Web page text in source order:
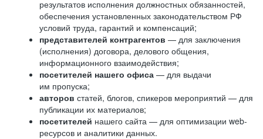
результатов исполнения должностных обязанностей,
обеспечения установленных законодательством РФ
условий труда, гарантий и компенсаций;
представителей контрагентов — для заключения
(исполнения) договора, делового общения,
информационного взаимодействия;
посетителей нашего офиса — для выдачи
им пропуска;
авторов статей, блогов, спикеров мероприятий — для
публикации их материалов;
посетителей нашего сайта — для оптимизации web-
ресурсов и аналитики данных.